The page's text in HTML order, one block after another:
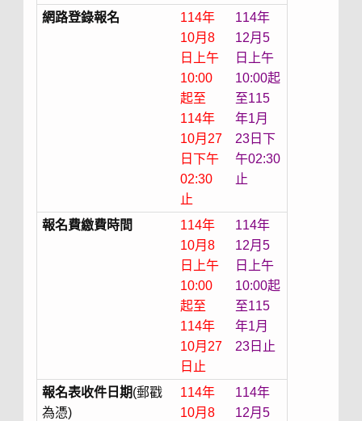
網路登錄報名
114年
10月8
日上午
10:00
起至
114年
10月27
日下午
02:30
止
114年
12月5
日上午
10:00起
至115
年1月
23日下
午02:30
止
報名費繳費時間
114年
10月8
日上午
10:00
起至
114年
10月27
日止
114年
12月5
日上午
10:00起
至115
年1月
23日止
報名表收件日期(郵戳
為憑)
114年
10月8
114年
12月5